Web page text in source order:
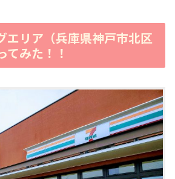
エリア（兵庫県神戸市北区
てみた！！